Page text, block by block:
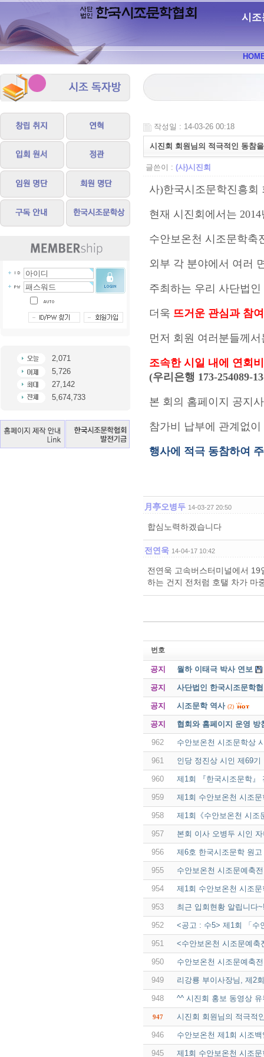
시조
2,071
5,726
27,142
5,674,733
작성일 : 14-03-26 00:18
시진회 회원님의 적극적인 동참
글쓴이 : (사)시진회
사)한국시조문학진흥회
현재 시진회에서는
수안보온천 시조문학축
외부 각 분야에서 여러
주최하는 우리 사단법
더욱 뜨거운 관심과 참여
먼저 회원 여러분들께서
조속한 시일 내에 연회비
(우리은행 173-254089-
본 회의 홈페이지 공지
참가비 납부에 관계없이
행사에 적극 동참하여
月亭오병두 14-03-27 20:50
합심노력하겠습니다
전연욱 14-04-17 10:42
전연욱 고속버스터미널에서
하는 건지 전처럼 호탤 차가 마
번호
공지 월하 이태극 박사 연보
공지 사단법인 한국시조문학
공지 시조문학 역사 (2)
공지 협회와 홈페이지 운영 방
962 수안보온천 시조문학상
961 인당 정진상 시인 제69
960 제1회 『한국시조문학』
959 제1회 수안보온천 시조
958 제1회《수안보온천 시
957 본회 이사 오병두 시인
956 제6호 한국시조문학 원고
955 수안보온천 시조문예축
954 제1회 수안보온천 시조
953 최근 입회현황 알립니다
952 <공고 : 수5> 제1회 「수
951 <수안보온천 시조문예축
950 수안보온천 시조문예축
949 리강룡 부이사장님, 제2
948 ^^ 시진회 홍보 동영상
947 시진회 회원님의 적극적
946 수안보온천 제1회 시조
945 제1회 수안보온천 시조